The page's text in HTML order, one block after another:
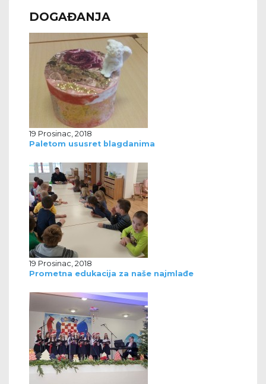
DOGAĐANJA
19 Prosinac, 2018
Paletom ususret blagdanima
19 Prosinac, 2018
Prometna edukacija za naše najmlađe